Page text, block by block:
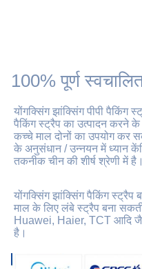
100% पूर्ण
योंगक्सिंग झांक्सिंग पीपी पैकिंग
पैकिंग स्ट्रैप का उत्पादन करने के
कच्चे माल दोनों का उपयोग कर
के अनुसंधान / उन्नयन में ध्यान
तकनीक चीन की शीर्ष श्रेणी में है।
योंगक्सिंग झांक्सिंग पैकिंग
माल के लिए लंबे स्ट्रैप बना
Huawei, Haier, TCT आदि
है।